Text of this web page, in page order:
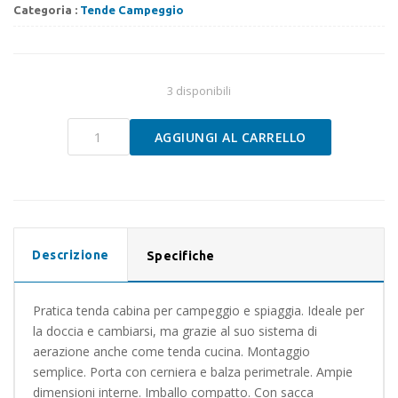
Categoria : Tende Campeggio
3 disponibili
MAXI
AGGIUNGI AL CARRELLO
Descrizione Specifiche
Pratica tenda cabina per campeggio e spiaggia. Ideale per
la doccia e cambiarsi, ma grazie al suo sistema di
aerazione anche come tenda cucina. Montaggio
semplice. Porta con cerniera e balza perimetrale. Ampie
dimensioni interne. Imballo compatto. Con sacca